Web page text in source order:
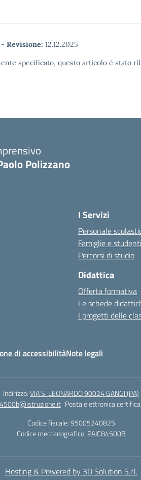
- Revisione: 12.12.2025
specificato, questo articolo è stato
Polizzano
I Servizi
Personale
Famiglie e studenti
Percorsi di studio
Didattica
Offerta formativa
Le schede
I progetti delle
di accessibilitàNote legali
Indirizzo:VIA S. LEONARDO 90024 GANGI (PA)
Posta elettronica
Codice fiscale: 95005240825
Codice meccanografico: PAIC84500B
Hosting & Powered by 3D Solution S.r.l.